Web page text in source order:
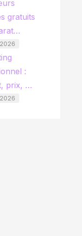
gratuits
:
prix, …